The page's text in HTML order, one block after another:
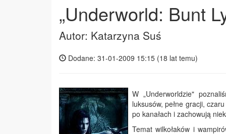
„Underworld: Bunt
Autor: Katarzyna Suś
Dodane: 31-01-2009 15:15 (18 lat temu)
W „Underworldzie"
luksusów, pełne gracji,
po kanałach i zachowują
Temat wilkołaków i